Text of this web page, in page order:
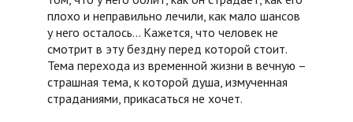
плохо и неправильно лечили, как мало шансов
у него осталось… Кажется, что человек не
смотрит в эту бездну перед которой стоит.
Тема перехода из временной жизни в вечную –
страшная тема, к которой душа, измученная
страданиями, прикасаться не хочет.